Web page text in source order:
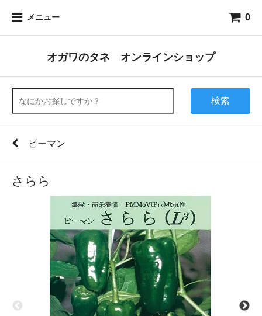
メニュー 0
オガワのタネ オンラインショップ
検索
ピーマン
さらら